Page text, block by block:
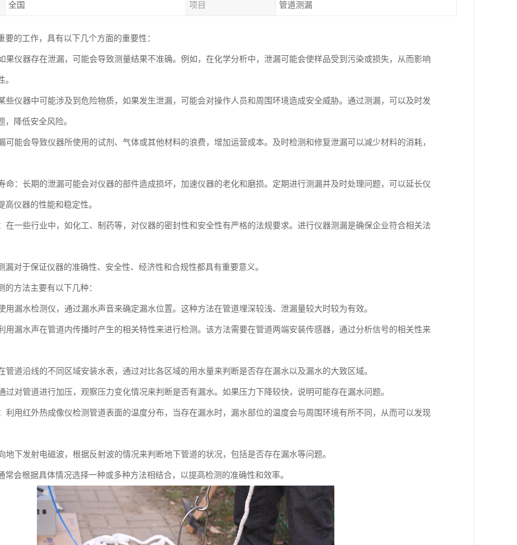
全国 项目 管道测漏
要的工作，具有以下几个方面的重要性：
果仪器存在泄漏，可能会导致测量结果不准确。例如，在化学分析中，泄漏可能会使样品受到污染或损失，从而影响
。
些仪器中可能涉及到危险物质，如果发生泄漏，可能会对操作人员和周围环境造成安全威胁。通过测漏，可以及时发
，降低安全风险。
可能会导致仪器所使用的试剂、气体或其他材料的浪费，增加运营成本。及时检测和修复泄漏可以减少材料的消耗，
命：长期的泄漏可能会对仪器的部件造成损坏，加速仪器的老化和磨损。定期进行测漏并及时处理问题，可以延长仪
高仪器的性能和稳定性。
在一些行业中，如化工、制药等，对仪器的密封性和安全性有严格的法规要求。进行仪器测漏是确保企业符合相关法
漏对于保证仪器的准确性、安全性、经济性和合规性都具有重要意义。
的方法主要有以下几种：
用漏水检测仪，通过漏水声音来确定漏水位置。这种方法在管道埋深较浅、泄漏量较大时较为有效。
用漏水声在管道内传播时产生的相关特性来进行检测。该方法需要在管道两端安装传感器，通过分析信号的相关性来
管道沿线的不同区域安装水表，通过对比各区域的用水量来判断是否存在漏水以及漏水的大致区域。
过对管道进行加压，观察压力变化情况来判断是否有漏水。如果压力下降较快，说明可能存在漏水问题。
利用红外热成像仪检测管道表面的温度分布，当存在漏水时，漏水部位的温度会与周围环境有所不同，从而可以发现
地下发射电磁波，根据反射波的情况来判断地下管道的状况，包括是否存在漏水等问题。
常会根据具体情况选择一种或多种方法相结合，以提高检测的准确性和效率。